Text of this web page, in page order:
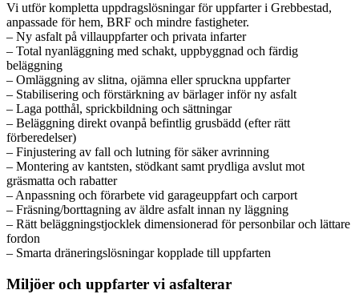
Vi utför kompletta uppdragslösningar för uppfarter i Grebbestad,
anpassade för hem, BRF och mindre fastigheter.
– Ny asfalt på villauppfarter och privata infarter
– Total nyanläggning med schakt, uppbyggnad och färdig
beläggning
– Omläggning av slitna, ojämna eller spruckna uppfarter
– Stabilisering och förstärkning av bärlager inför ny asfalt
– Laga potthål, sprickbildning och sättningar
– Beläggning direkt ovanpå befintlig grusbädd (efter rätt
förberedelser)
– Finjustering av fall och lutning för säker avrinning
– Montering av kantsten, stödkant samt prydliga avslut mot
gräsmatta och rabatter
– Anpassning och förarbete vid garageuppfart och carport
– Fräsning/borttagning av äldre asfalt innan ny läggning
– Rätt beläggningstjocklek dimensionerad för personbilar och lättare
fordon
– Smarta dräneringslösningar kopplade till uppfarten
Miljöer och uppfarter vi asfalterar